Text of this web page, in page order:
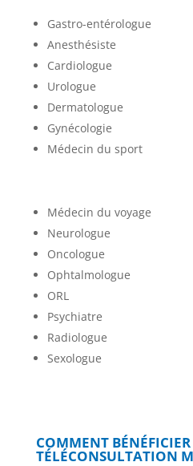
Gastro-entérologue
Anesthésiste
Cardiologue
Urologue
Dermatologue
Gynécologie
Médecin du sport
Médecin du voyage
Neurologue
Oncologue
Ophtalmologue
ORL
Psychiatre
Radiologue
Sexologue
COMMENT
TÉLÉCONSULTATION